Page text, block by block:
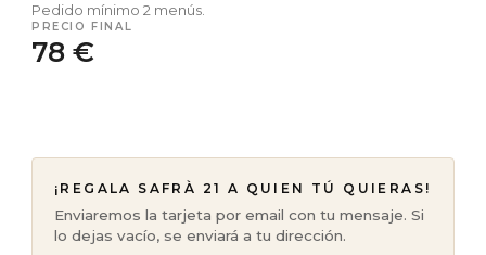
Pedido mínimo 2 menús.
PRECIO FINAL
78 €
¡REGALA SAFRÀ 21 A QUIEN TÚ QUIERAS!
Enviaremos la tarjeta por email con tu mensaje. Si
lo dejas vacío, se enviará a tu dirección.